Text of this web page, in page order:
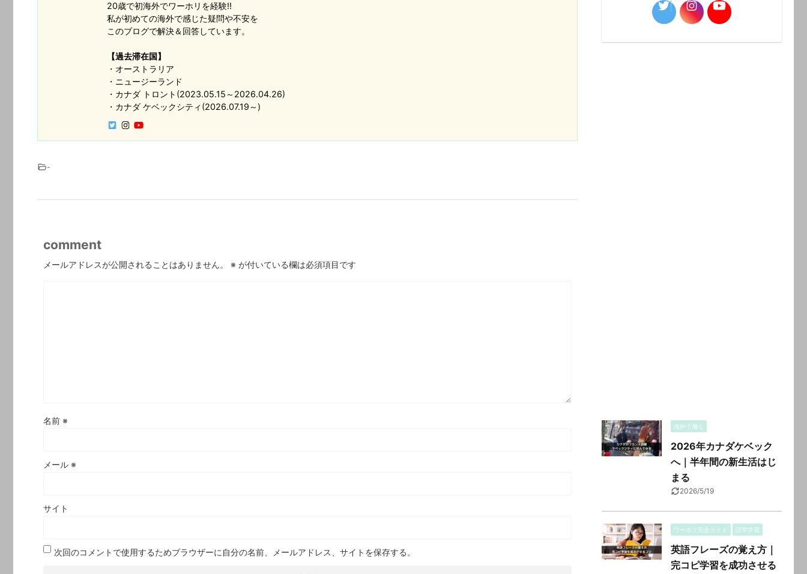
20歳で初海外でワーホリを経験!!
私が初めての海外で感じた疑問や不安を
このブログで解決＆回答しています。
【過去滞在国】
・オーストラリア
・ニュージーランド
・カナダ トロント(2023.05.15～2026.04.26)
・カナダ ケベックシティ(2026.07.19～)
-
comment
メールアドレスが公開されることはありません。 ※ が付いている欄は必須項目です
名前 ※
メール ※
サイト
次回のコメントで使用するためブラウザーに自分の名前、メールアドレス、サイトを保存する。
海外で働く
2026年カナダケベック
へ｜半年間の新生活はじ
まる
2026/5/19
ワーホリ完全ガイド 語学学習
英語フレーズの覚え方｜
完コピ学習を成功させる